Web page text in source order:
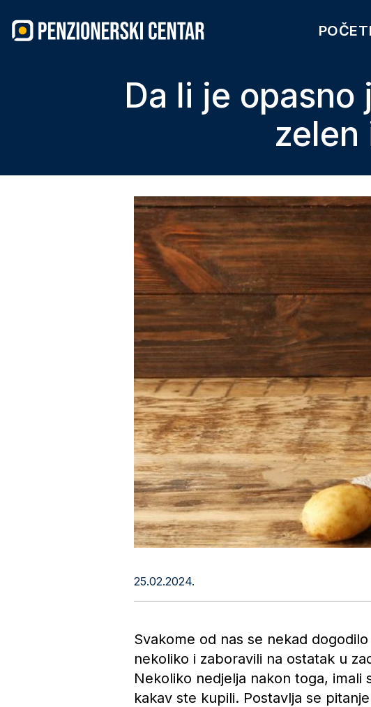
content
Da li je
zelen
25.02.2024.
Svakome od nas se nekad
nekoliko i zaboravili na ostatak u
Nekoliko nedjelja nakon toga,
kakav ste kupili. Postavlja se